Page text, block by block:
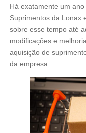
Há exatamente um
Suprimentos da Lonax
sobre esse tempo até
modificações e
aquisição de
da empresa.